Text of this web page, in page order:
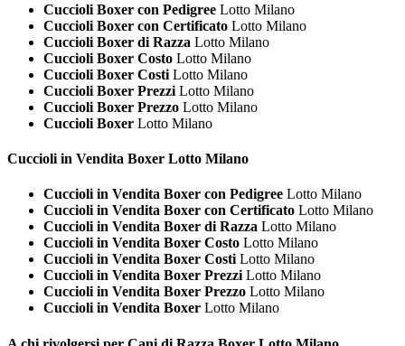
Cuccioli Boxer con Pedigree Lotto Milano
Cuccioli Boxer con Certificato Lotto Milano
Cuccioli Boxer di Razza Lotto Milano
Cuccioli Boxer Costo Lotto Milano
Cuccioli Boxer Costi Lotto Milano
Cuccioli Boxer Prezzi Lotto Milano
Cuccioli Boxer Prezzo Lotto Milano
Cuccioli Boxer Lotto Milano
Cuccioli in Vendita Boxer Lotto Milano
Cuccioli in Vendita Boxer con Pedigree Lotto Milano
Cuccioli in Vendita Boxer con Certificato Lotto Milano
Cuccioli in Vendita Boxer di Razza Lotto Milano
Cuccioli in Vendita Boxer Costo Lotto Milano
Cuccioli in Vendita Boxer Costi Lotto Milano
Cuccioli in Vendita Boxer Prezzi Lotto Milano
Cuccioli in Vendita Boxer Prezzo Lotto Milano
Cuccioli in Vendita Boxer Lotto Milano